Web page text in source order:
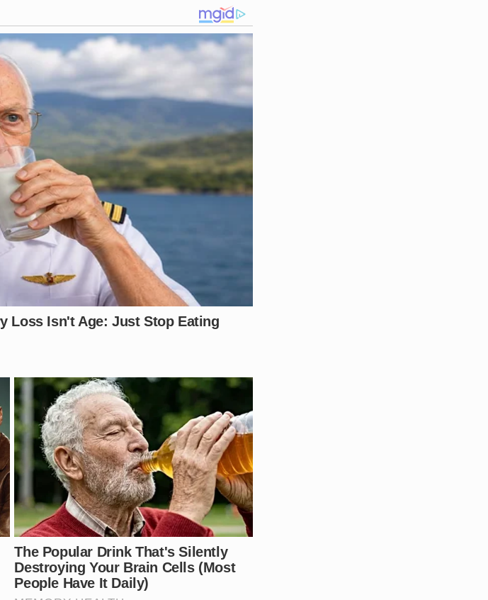
discussão acalorada que rapidamente partiu para as vias
Fontes próximas indicam que o clima já estava hostil há
limite para os envolvidos. A agressividade demonstrada
da quebra de lealdade entre os membros da
sem precedentes.
da Mansão Privilege
manifestou repúdio total ao ocorrido
em suas dependências. A organização destacou
confirmou que um dos principais envolvidos na confusão
continua repercutindo intensamente, levantando debates
de conteúdo.
financeiras com violência física em vez de diálogo?